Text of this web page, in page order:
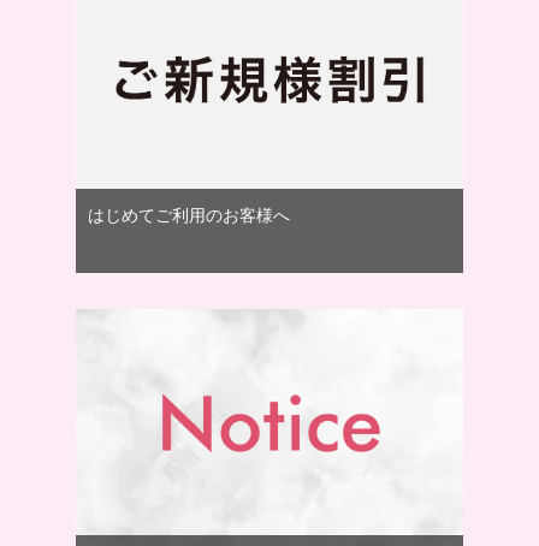
はじめてご利用のお客様へ